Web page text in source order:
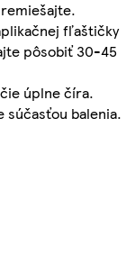
fľaštičky
pôsobiť 30-45
úplne číra.
súčasťou balenia.